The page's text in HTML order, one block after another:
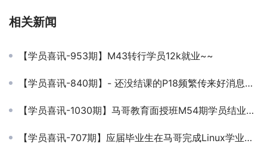
相关新闻
【学员喜讯-953期】M43转行学员12k就业~~
【学员喜讯-840期】- 还没结课的P18频繁传来好消息，已经就业5人中两人拿到20k以上，要高薪，学Python！7.22号等你哦~
【学员喜讯-1030期】马哥教育面授班M54期学员结业后拿到15k
【学员喜讯-707期】应届毕业生在马哥完成Linux学业薪资12K/月，双休不加班！